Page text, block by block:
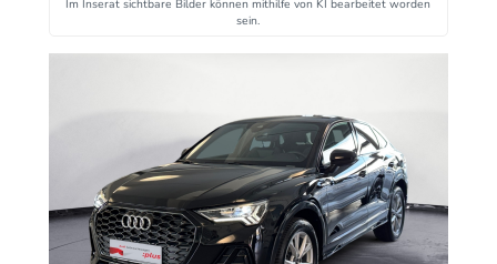
Im Inserat sichtbare Bilder können mithilfe von KI bearbeitet worden
sein.